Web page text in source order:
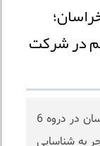
در شرکت
عملکرد مطلوب شرکت مجتمع فولاد خراسان در دروه 6
31 شهریور ماه 1399، منجر به شناسایی